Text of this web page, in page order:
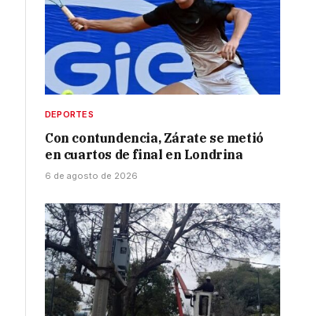
DEPORTES
Con contundencia, Zárate se metió
en cuartos de final en Londrina
6 de agosto de 2026